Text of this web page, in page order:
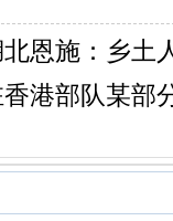
恩施：乡土
港部队某部